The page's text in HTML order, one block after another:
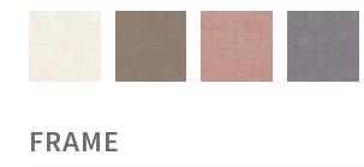
FRAME